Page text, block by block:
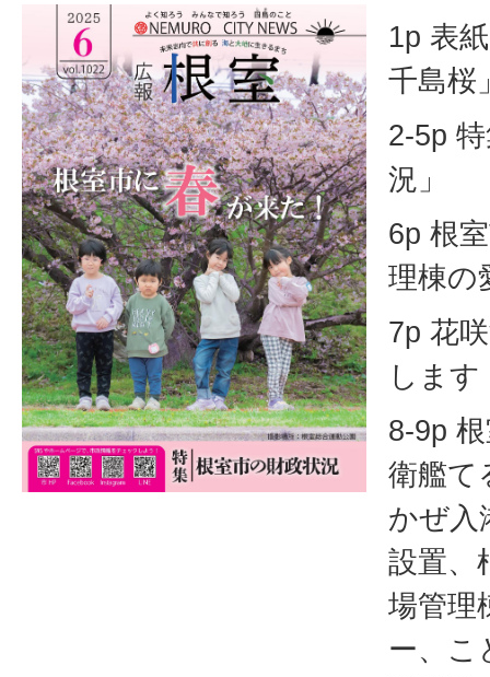
1p 表
千島桜
2-5p
況」
6p 根
理棟の
7p 花
します
8-9p
衛艦て
かぜ入
設置、
場管理
ー、こ